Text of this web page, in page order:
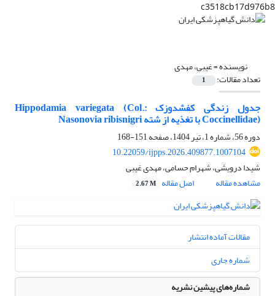
c3518cb17d976b8
نویسنده =غیبی، مهدی
تعداد مقالات: 1
جدول زندگی کفشدوزک Hippodamia variegata (Col.:
Coccinellidae) با تغذیه از شته Nasonovia ribisnigri
دوره 56، شماره 1، تیر 1404، صفحه
151-168
10.22059/ijpps.2026.409877.1007104
شیدا درویشی، شهرام حسامی، مهدی غیبی
مشاهده مقاله
اصل مقاله 2.67 M
مقالات آماده انتشار
شماره جاری
شماره‌های پیشین نشریه